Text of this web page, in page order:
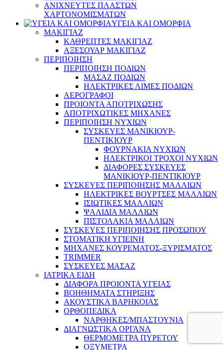
ΑΝΙΧΝΕΥΤΕΣ ΠΛΑΣΤΩΝ
ΧΑΡΤΟΝΟΜΙΣΜΑΤΩΝ
ΥΓΕΙΑ ΚΑΙ ΟΜΟΡΦΙΑ
ΜΑΚΙΓΙΑΖ
ΚΑΘΡΕΠΤΕΣ ΜΑΚΙΓΙΑΖ
ΑΞΕΣΟΥΑΡ ΜΑΚΙΓΙΑΖ
ΠΕΡΙΠΟΙΗΣΗ
ΠΕΡΙΠΟΙΗΣΗ ΠΟΔΙΩΝ
ΜΑΣΑΖ ΠΟΔΙΩΝ
ΗΛΕΚΤΡΙΚΕΣ ΛΙΜΕΣ ΠΟΔΙΩΝ
ΑΕΡΟΓΡΑΦΟΙ
ΠΡΟΙΟΝΤΑ ΑΠΟΤΡΙΧΩΣΗΣ
ΑΠΟΤΡΙΧΩΤΙΚΕΣ ΜΗΧΑΝΕΣ
ΠΕΡΙΠΟΙΗΣΗ ΝΥΧΙΩΝ
ΣΥΣΚΕΥΕΣ ΜΑΝΙΚΙΟΥΡ-
ΠΕΝΤΙΚΙΟΥΡ
ΦΟΥΡΝΑΚΙΑ ΝΥΧΙΩΝ
ΗΛΕΚΤΡΙΚΟΙ ΤΡΟΧΟΙ ΝΥΧΙΩΝ
ΔΙΑΦΟΡΕΣ ΣΥΣΚΕΥΕΣ
ΜΑΝΙΚΙΟΥΡ-ΠΕΝΤΙΚΙΟΥΡ
ΣΥΣΚΕΥΕΣ ΠΕΡΙΠΟΙΗΣΗΣ ΜΑΛΛΙΩΝ
ΗΛΕΚΤΡΙΚΕΣ ΒΟΥΡΤΣΕΣ ΜΑΛΛΙΩΝ
ΙΣΙΩΤΙΚΕΣ ΜΑΛΛΙΩΝ
ΨΑΛΙΔΙΑ ΜΑΛΛΙΩΝ
ΠΙΣΤΟΛΑΚΙΑ ΜΑΛΛΙΩΝ
ΣΥΣΚΕΥΕΣ ΠΕΡΙΠΟΙΗΣΗΣ ΠΡΟΣΩΠΟΥ
ΣΤΟΜΑΤΙΚΗ ΥΓΙΕΙΝΗ
ΜΗΧΑΝΕΣ ΚΟΥΡΕΜΑΤΟΣ-ΞΥΡΙΣΜΑΤΟΣ
TRIMMER
ΣΥΣΚΕΥΕΣ ΜΑΣΑΖ
ΙΑΤΡΙΚΑ ΕΙΔΗ
ΔΙΑΦΟΡΑ ΠΡΟΙΟΝΤΑ ΥΓΕΙΑΣ
ΒΟΗΘΗΜΑΤΑ ΣΤΗΡΙΞΗΣ
ΑΚΟΥΣΤΙΚΑ ΒΑΡΗΚΟΙΑΣ
ΟΡΘΟΠΕΔΙΚΑ
ΝΑΡΘΗΚΕΣ/ΜΠΑΣΤΟΥΝΙΑ
ΔΙΑΓΝΩΣΤΙΚΑ ΟΡΓΑΝΑ
ΘΕΡΜΟΜΕΤΡΑ ΠΥΡΕΤΟΥ
ΟΞΥΜΕΤΡΑ